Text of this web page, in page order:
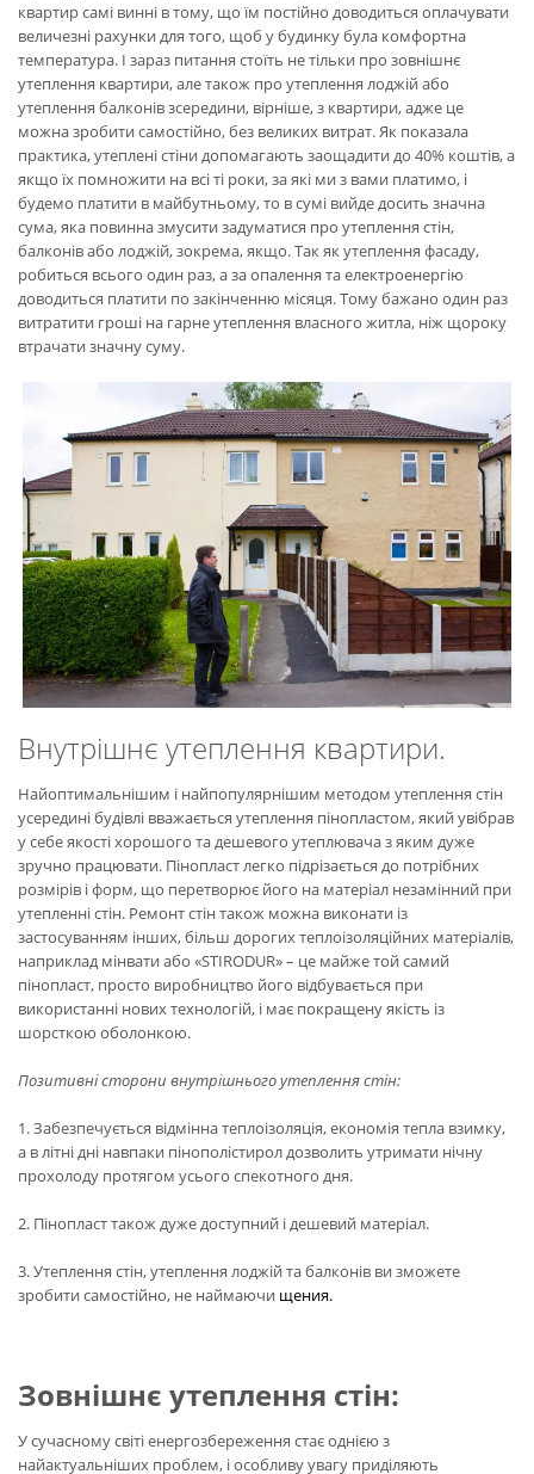
квартир самі винні в тому, що їм постійно доводиться оплачувати
величезні рахунки для того, щоб у будинку була комфортна
температура. І зараз питання стоїть не тільки про зовнішнє
утеплення квартири, але також про утеплення лоджій або
утеплення балконів зсередини, вірніше, з квартири, адже це
можна зробити самостійно, без великих витрат. Як показала
практика, утеплені стіни допомагають заощадити до 40% коштів, а
якщо їх помножити на всі ті роки, за які ми з вами платимо, і
будемо платити в майбутньому, то в сумі вийде досить значна
сума, яка повинна змусити задуматися про утеплення стін,
балконів або лоджій, зокрема, якщо. Так як утеплення фасаду,
робиться всього один раз, а за опалення та електроенергію
доводиться платити по закінченню місяця. Тому бажано один раз
витратити гроші на гарне утеплення власного житла, ніж щороку
втрачати значну суму.
Внутрішнє утеплення квартири.
Найоптимальнішим і найпопулярнішим методом утеплення стін
усередині будівлі вважається утеплення пінопластом, який увібрав
у себе якості хорошого та дешевого утеплювача з яким дуже
зручно працювати. Пінопласт легко підрізається до потрібних
розмірів і форм, що перетворює його на матеріал незамінний при
утепленні стін. Ремонт стін також можна виконати із
застосуванням інших, більш дорогих теплоізоляційних матеріалів,
наприклад мінвати або «STIRODUR» – це майже той самий
пінопласт, просто виробництво його відбувається при
використанні нових технологій, і має покращену якість із
шорсткою оболонкою.
Позитивні сторони внутрішнього утеплення стін:
1. Забезпечується відмінна теплоізоляція, економія тепла взимку,
а в літні дні навпаки пінополістирол дозволить утримати нічну
прохолоду протягом усього спекотного дня.
2. Пінопласт також дуже доступний і дешевий матеріал.
3. Утеплення стін, утеплення лоджій та балконів ви зможете
зробити самостійно, не наймаючи щения.
Зовнішнє утеплення стін:
У сучасному світі енергозбереження стає однією з
найактуальніших проблем, і особливу увагу приділяють